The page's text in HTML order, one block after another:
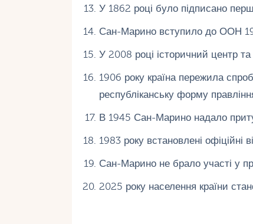
У 1862 році було підписано
Сан-Марино вступило до ООН
У 2008 році історичний центр
1906 року країна пережила
республіканську форму
В 1945 Сан-Марино надало
1983 року встановлені офіційні
Сан-Марино не брало участі у
2025 року населення країни